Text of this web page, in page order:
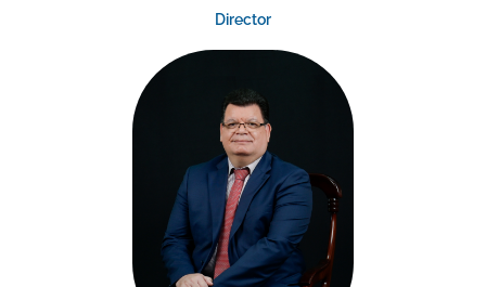
Director